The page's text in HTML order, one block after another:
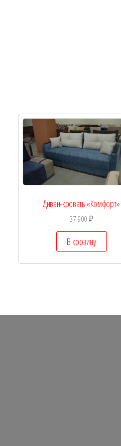
Диван-кровать «Комфорт»
37 900₽
В корзину